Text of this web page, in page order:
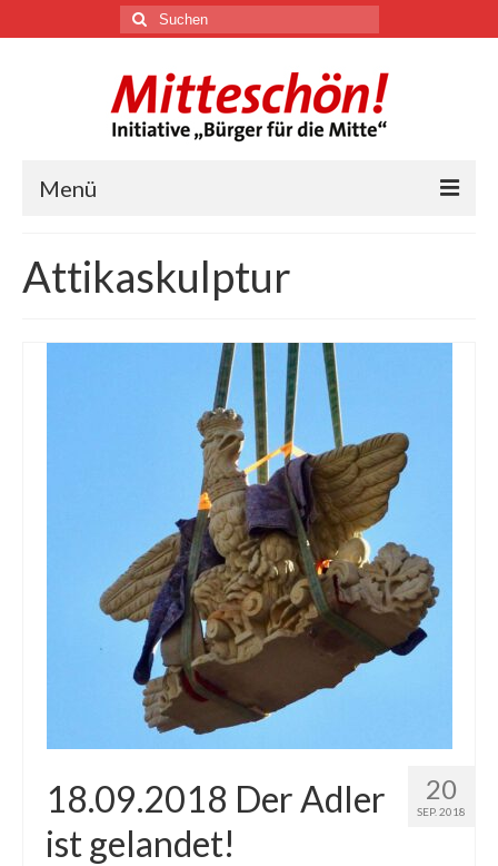
Suchen
nach:
Menü
Über uns
Themen
Attikaskulptur
20
SEP. 2018
18.09.2018 Der Adler
ist gelandet!